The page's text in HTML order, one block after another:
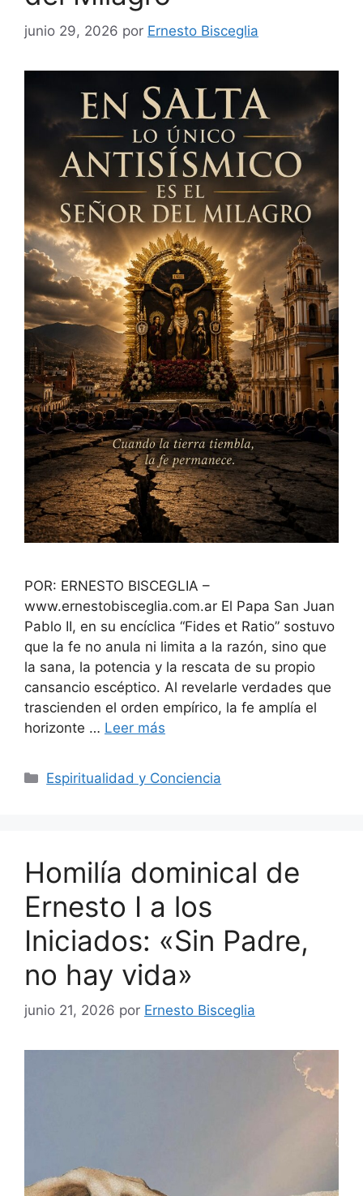
junio 29, 2026 por Ernesto Bisceglia
POR: ERNESTO BISCEGLIA –
www.ernestobisceglia.com.ar El Papa San Juan
Pablo II, en su encíclica “Fides et Ratio” sostuvo
que la fe no anula ni limita a la razón, sino que
la sana, la potencia y la rescata de su propio
cansancio escéptico. Al revelarle verdades que
trascienden el orden empírico, la fe amplía el
horizonte … Leer más
Categorías
Espiritualidad y Conciencia
Homilía dominical de
Ernesto I a los
Iniciados: «Sin Padre,
no hay vida»
junio 21, 2026 por Ernesto Bisceglia